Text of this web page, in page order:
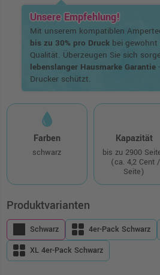
Unsere Empfehlung!
Mit unserem kompatiblen
bis zu 30% pro Druckbei gewohnt
Qualität. Überzeugen Sie sich
lebenslanger Hausmarke Garantie
Drucker schützt.
Farben
schwarz
Kapazität
bis zu 2900
(ca. 4,2 Cent /
Seite)
Produktvarianten
Schwarz 4er-Pack Schwarz
XL 4er-Pack Schwarz